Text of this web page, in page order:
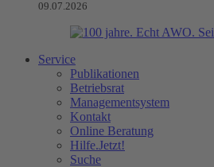
09.07.2026
Service
Publikationen
Betriebsrat
Managementsystem
Kontakt
Online Beratung
Hilfe.Jetzt!
Suche